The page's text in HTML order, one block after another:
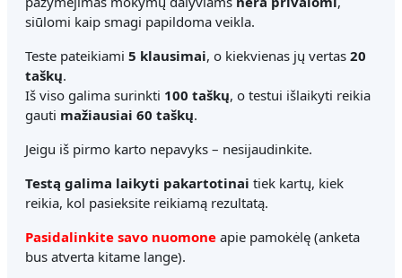
siūlomi kaip smagi papildoma veikla.
Teste pateikiami 5 klausimai, o kiekvienas jų vertas 20
taškų.
Iš viso galima surinkti 100 taškų, o testui išlaikyti reikia
gauti mažiausiai 60 taškų.
Jeigu iš pirmo karto nepavyks – nesijaudinkite.
Testą galima laikyti pakartotinai tiek kartų, kiek
reikia, kol pasieksite reikiamą rezultatą.
Pasidalinkite savo nuomone apie pamokėlę (anketa
bus atverta kitame lange).